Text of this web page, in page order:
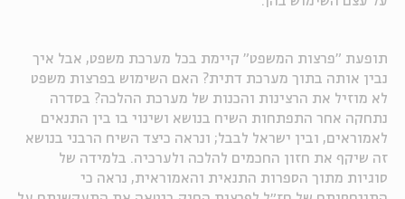
תופעת "פרצות המשפט" קיימת בכל מערכת משפט, אבל איך
נבין אותה בתוך מערכת דתית? האם השימוש בפרצות משפט
לא מוזיל את הרצינות והכנות של מערכת ההלכה? בסדרה
נתחקה אחר התפתחות השיח בנושא ושינוי בו בין התנאים
לאמוראים, ובין ישראל לבבל; ונראה כיצד השיח הרבני בנושא
זה שיקף את חזון החכמים להלכה ולערכיה. בלמידה של
סוגיות מתוך הספרות התנאית והאמוראית, נראה כי